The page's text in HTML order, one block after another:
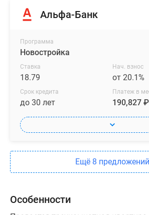
Альфа-Банк
Программа
Новостройка
Ставка
18.79
Нач. взнос
от 20.1%
Срок кредита
до 30 лет
Платеж в
190,827 ₽
Ещё 8 предложений
Особенности